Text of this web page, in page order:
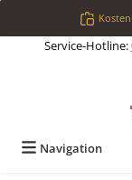
Zum Hauptinhalt
Service-Hotline:
Navigation